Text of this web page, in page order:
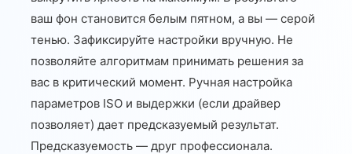
ваш фон становится белым пятном, а вы — серой
тенью. Зафиксируйте настройки вручную. Не
позволяйте алгоритмам принимать решения за
вас в критический момент. Ручная настройка
параметров ISO и выдержки (если драйвер
позволяет) дает предсказуемый результат.
Предсказуемость — друг профессионала.